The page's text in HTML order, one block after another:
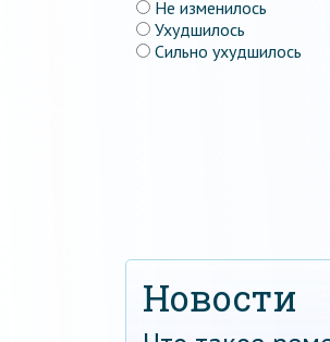
Не изменилось
Ухудшилось
Сильно ухудшилось
Новости